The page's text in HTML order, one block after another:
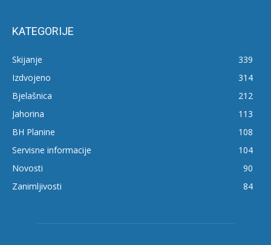
KATEGORIJE
Skijanje
339
Izdvojeno
314
Bjelašnica
212
Jahorina
113
BH Planine
108
Servisne informacije
104
Novosti
90
Zanimljivosti
84